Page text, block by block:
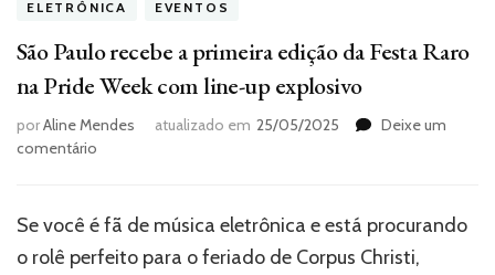
ELETRÔNICA EVENTOS
São Paulo recebe a primeira edição da Festa Raro
na Pride Week com line-up explosivo
porAline Mendes atualizado em 25/05/2025
Deixe um
comentário
recebe
primeira
Se você é fã de música eletrônica e está procurando
o rolê perfeito para o feriado de Corpus Christi,